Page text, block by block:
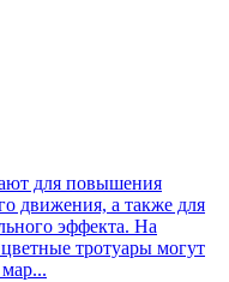
для повышения
движения, а также для
эффекта. На
тротуары могут